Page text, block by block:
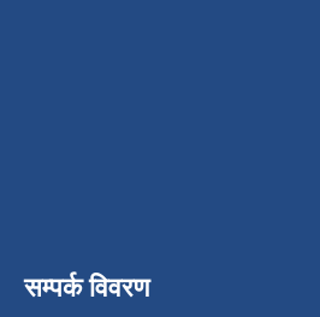
सम्पर्क विवरण